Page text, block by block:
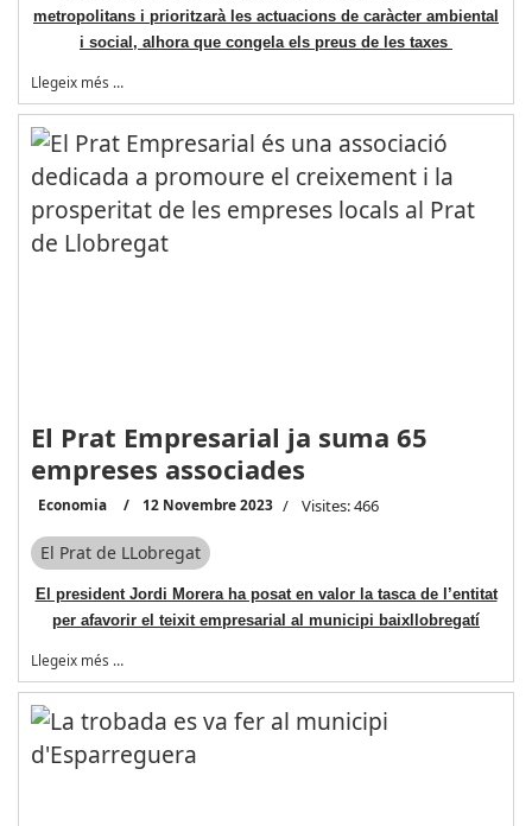
metropolitans i prioritzarà les actuacions de caràcter ambiental
i social, alhora que congela els preus de les taxes
Llegeix més …
El Prat Empresarial ja suma 65
empreses associades
Economia 12 Novembre 2023 Visites: 466
El Prat de LLobregat
El president Jordi Morera ha posat en valor la tasca de l’entitat
per afavorir el teixit empresarial al municipi baixllobregatí
Llegeix més …